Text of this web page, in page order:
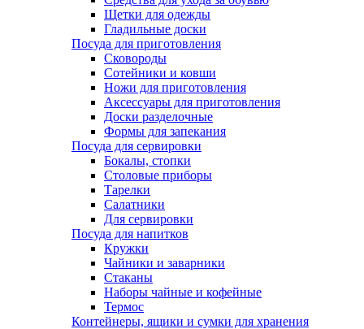
Щетки для одежды
Гладильные доски
Посуда для приготовления
Сковороды
Сотейники и ковши
Ножи для приготовления
Аксессуары для приготовления
Доски разделочные
Формы для запекания
Посуда для сервировки
Бокалы, стопки
Столовые приборы
Тарелки
Салатники
Для сервировки
Посуда для напитков
Кружки
Чайники и заварники
Стаканы
Наборы чайные и кофейные
Термос
Контейнеры, ящики и сумки для хранения